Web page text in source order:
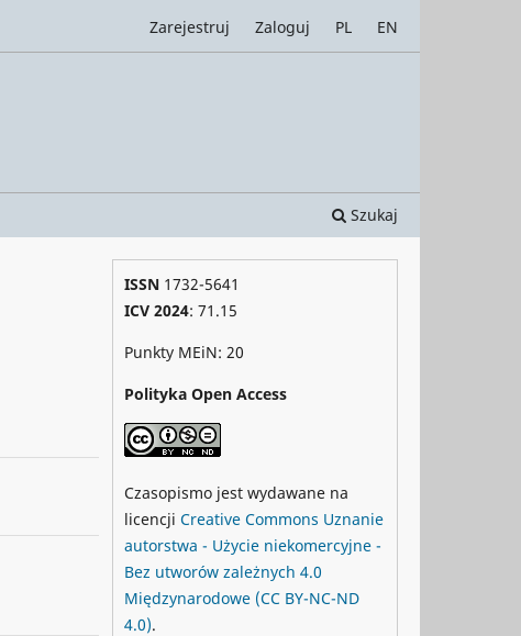
Szukaj
Zarejestruj Zaloguj PL EN
ISSN 1732-5641
ICV 2024: 71.15
Punkty MEiN: 20
Polityka Open Access
Czasopismo jest wydawane na
licencji Creative Commons Uznanie
autorstwa - Użycie niekomercyjne -
Bez utworów zależnych 4.0
Międzynarodowe (CC BY-NC-ND
4.0).